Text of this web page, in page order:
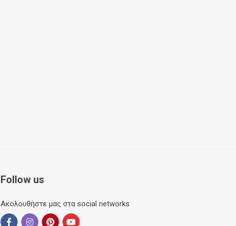
Follow us
Ακολουθήστε μας στα social networks